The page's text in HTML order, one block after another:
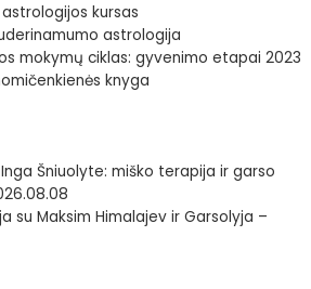
kursas
astrologija
mokymų ciklas: gyvenimo etapai 2023
knyga
Inga Šniuolyte: miško terapija ir garso
su Maksim Himalajev ir Garsolyja –